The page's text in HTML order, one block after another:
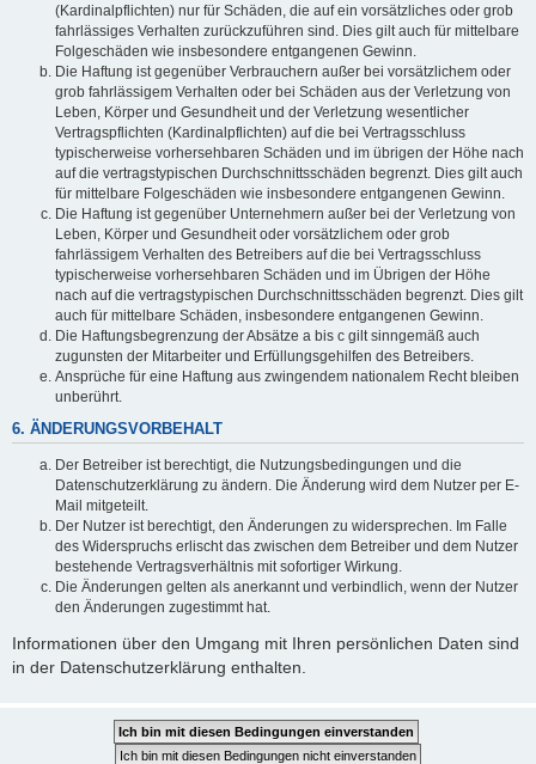
(Kardinalpflichten) nur für Schäden, die auf ein vorsätzliches oder grob
fahrlässiges Verhalten zurückzuführen sind. Dies gilt auch für mittelbare
Folgeschäden wie insbesondere entgangenen Gewinn.
Die Haftung ist gegenüber Verbrauchern außer bei vorsätzlichem oder
grob fahrlässigem Verhalten oder bei Schäden aus der Verletzung von
Leben, Körper und Gesundheit und der Verletzung wesentlicher
Vertragspflichten (Kardinalpflichten) auf die bei Vertragsschluss
typischerweise vorhersehbaren Schäden und im übrigen der Höhe nach
auf die vertragstypischen Durchschnittsschäden begrenzt. Dies gilt auch
für mittelbare Folgeschäden wie insbesondere entgangenen Gewinn.
Die Haftung ist gegenüber Unternehmern außer bei der Verletzung von
Leben, Körper und Gesundheit oder vorsätzlichem oder grob
fahrlässigem Verhalten des Betreibers auf die bei Vertragsschluss
typischerweise vorhersehbaren Schäden und im Übrigen der Höhe
nach auf die vertragstypischen Durchschnittsschäden begrenzt. Dies gilt
auch für mittelbare Schäden, insbesondere entgangenen Gewinn.
Die Haftungsbegrenzung der Absätze a bis c gilt sinngemäß auch
zugunsten der Mitarbeiter und Erfüllungsgehilfen des Betreibers.
Ansprüche für eine Haftung aus zwingendem nationalem Recht bleiben
unberührt.
6. ÄNDERUNGSVORBEHALT
Der Betreiber ist berechtigt, die Nutzungsbedingungen und die
Datenschutzerklärung zu ändern. Die Änderung wird dem Nutzer per E-
Mail mitgeteilt.
Der Nutzer ist berechtigt, den Änderungen zu widersprechen. Im Falle
des Widerspruchs erlischt das zwischen dem Betreiber und dem Nutzer
bestehende Vertragsverhältnis mit sofortiger Wirkung.
Die Änderungen gelten als anerkannt und verbindlich, wenn der Nutzer
den Änderungen zugestimmt hat.
Informationen über den Umgang mit Ihren persönlichen Daten sind
in der Datenschutzerklärung enthalten.